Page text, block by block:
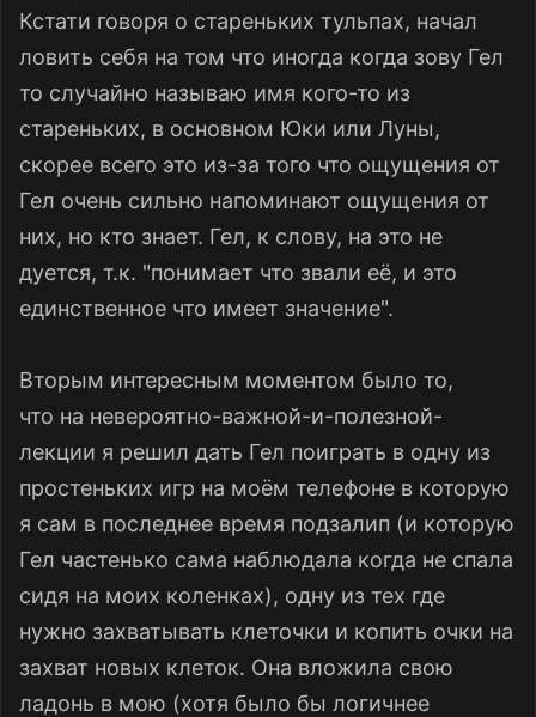
Кстати говоря о стареньких тульпах, начал
ловить себя на том что иногда когда зову Гел
то случайно называю имя кого-то из
стареньких, в основном Юки или Луны,
скорее всего это из-за того что ощущения от
Гел очень сильно напоминают ощущения от
них, но кто знает. Гел, к слову, на это не
дуется, т.к. "понимает что звали её, и это
единственное что имеет значение".
Вторым интересным моментом было то,
что на невероятно-важной-и-полезной-
лекции я решил дать Гел поиграть в одну из
простеньких игр на моём телефоне в которую
я сам в последнее время подзалип (и которую
Гел частенько сама наблюдала когда не спала
сидя на моих коленках), одну из тех где
нужно захватывать клеточки и копить очки на
захват новых клеток. Она вложила свою
ладонь в мою (хотя было бы логичнее